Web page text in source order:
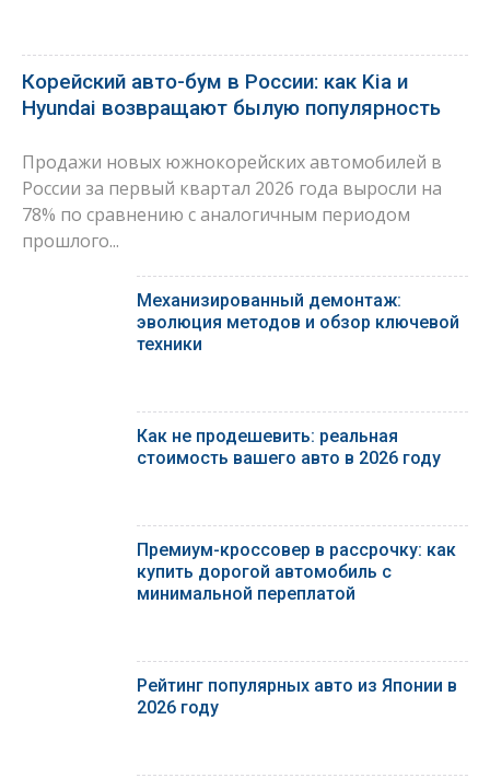
Корейский авто-бум в России: как Kia и
Hyundai возвращают былую популярность
Продажи новых южнокорейских автомобилей в
России за первый квартал 2026 года выросли на
78% по сравнению с аналогичным периодом
прошлого...
Механизированный демонтаж:
эволюция методов и обзор ключевой
техники
Как не продешевить: реальная
стоимость вашего авто в 2026 году
Премиум-кроссовер в рассрочку: как
купить дорогой автомобиль с
минимальной переплатой
Рейтинг популярных авто из Японии в
2026 году